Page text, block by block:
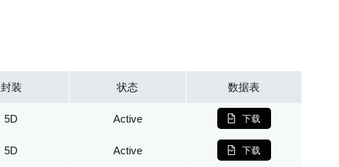
封装 状态 数据表
5D Active 下载
5D Active 下载